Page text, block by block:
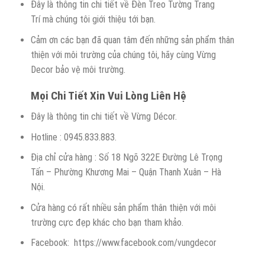
Đây là thông tin chi tiết về Đèn Treo Tường Trang
Trí mà chúng tôi giới thiệu tới bạn.
Cảm ơn các bạn đã quan tâm đến những sản phẩm thân
thiện với môi trường của chúng tôi, hãy cùng Vừng
Decor bảo vệ môi trường.
Mọi Chi Tiết Xin Vui Lòng Liên Hệ
Đây là thông tin chi tiết về Vừng Décor.
Hotline : 0945.833.883.
Địa chỉ cửa hàng : Số 18 Ngõ 322E Đường Lê Trọng
Tấn – Phường Khương Mai – Quận Thanh Xuân – Hà
Nội.
Cửa hàng có rất nhiều sản phẩm thân thiện với môi
trường cực đẹp khác cho bạn tham khảo.
Facebook: https://www.facebook.com/vungdecor